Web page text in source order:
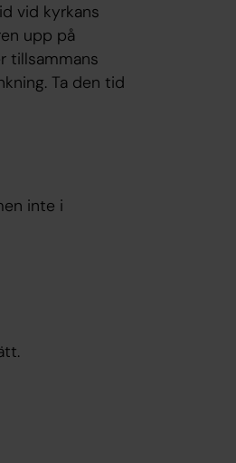
vid kyrkans
upp på
tillsammans
Ta den tid
inte i